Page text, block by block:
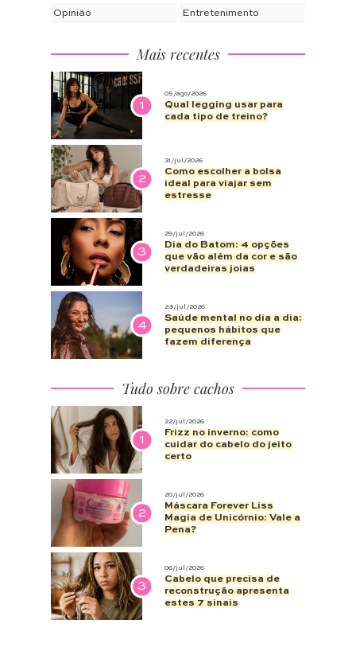
Opinião Entretenimento
Mais recentes
1
05/ago/2026
Qual legging usar para
cada tipo de treino?
2
31/jul/2026
Como escolher a bolsa
ideal para viajar sem
estresse
3
29/jul/2026
Dia do Batom: 4 opções
que vão além da cor e são
verdadeiras joias
4
28/jul/2026
Saúde mental no dia a dia:
pequenos hábitos que
fazem diferença
Tudo sobre cachos
1
22/jul/2026
Frizz no inverno: como
cuidar do cabelo do jeito
certo
2
20/jul/2026
Máscara Forever Liss
Magia de Unicórnio: Vale a
Pena?
3
06/jul/2026
Cabelo que precisa de
reconstrução apresenta
estes 7 sinais